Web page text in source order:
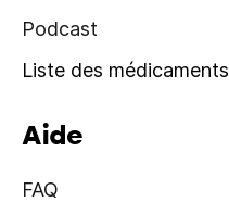
Podcast
Liste des médicaments
Aide
FAQ